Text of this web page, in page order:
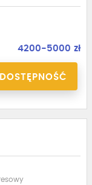
4200-5000 zł